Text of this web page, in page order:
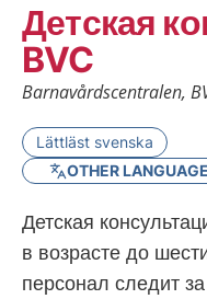
Детская
BVC
Barnavårdscentralen,
Lättläst svenska
OTHER
Детская
в возрасте до
персонал следит